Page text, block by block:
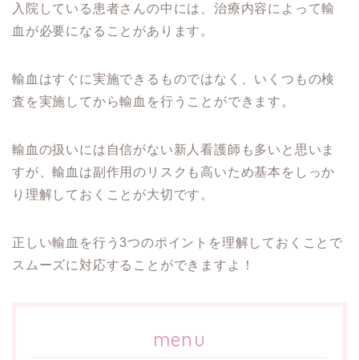
入院している患者さんの中には、治療内容によって輸
血が必要になることがあります。
輸血はすぐに実施できるものではなく、いくつもの検
査を実施してから輸血を行うことができます。
輸血の扱いには自信がない新人看護師も多いと思いま
すが、輸血は副作用のリスクも高いため基本をしっか
り理解しておくことが大切です。
正しい輸血を行う3つのポイントを理解しておくことで
スムーズに対応することができますよ！
menu